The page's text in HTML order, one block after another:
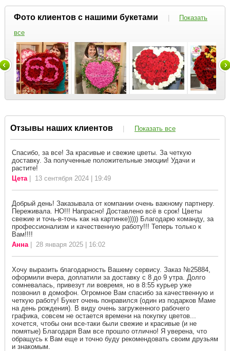
Фото клиентов с нашими букетами |
Показать
все
Отзывы наших клиентов | Показать все
Спасибо, за все! За красивые и свежие цветы. За четкую
доставку. За полученные положительные эмоции! Удачи и
растите!
Цета| 13 сентября 2024 | 19:49
Добрый день! Заказывала от компании очень важному партнеру.
Переживала. НО!!! Напрасно! Доставлено всё в срок! Цветы
свежие и точь-в-точь как на картинке))))) Благодарю команду, за
профессионализм и качественную работу!!! Теперь только к
Вам!!!!
Анна| 28 января 2025 | 16:02
Хочу выразить благодарность Вашему сервису. Заказ №25884,
оформили вчера, доплатили за доставку с 8 до 9 утра. Долго
сомневалась, привезут ли вовремя, но в 8:55 курьер уже
позвонил в домофон. Огромное Вам спасибо за качественную и
четкую работу! Букет очень понравился (один из подарков Маме
на день рождения). В виду очень загруженного рабочего
графика, совсем не остается времени на покупку цветов...
хочется, чтобы они все-таки были свежие и красивые (и не
помятые) Благодаря Вам все прошло отлично! Я уверена, что
обращусь к Вам еще и точно буду рекомендовать своим друзьям
и знакомым.